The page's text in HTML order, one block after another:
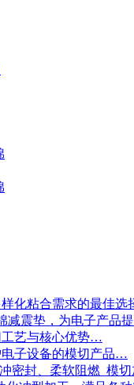
化粘合需求的最佳
减震垫，为电子产品
工艺与核心优势…
子设备的模切产品…
密封、柔软阻燃_模